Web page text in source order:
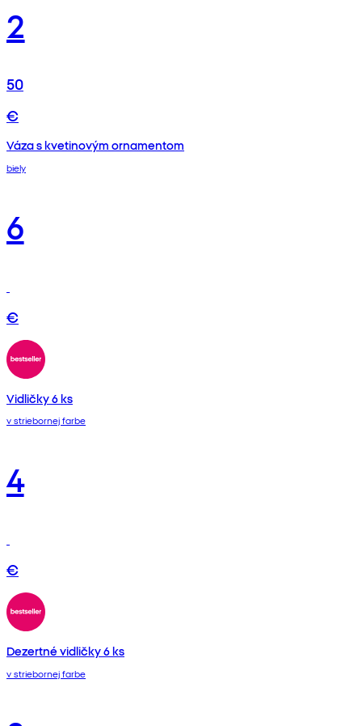
2
50
€
Váza s kvetinovým ornamentom
biely
6
€
Vidličky 6 ks
v striebornej farbe
4
€
Dezertné vidličky 6 ks
v striebornej farbe